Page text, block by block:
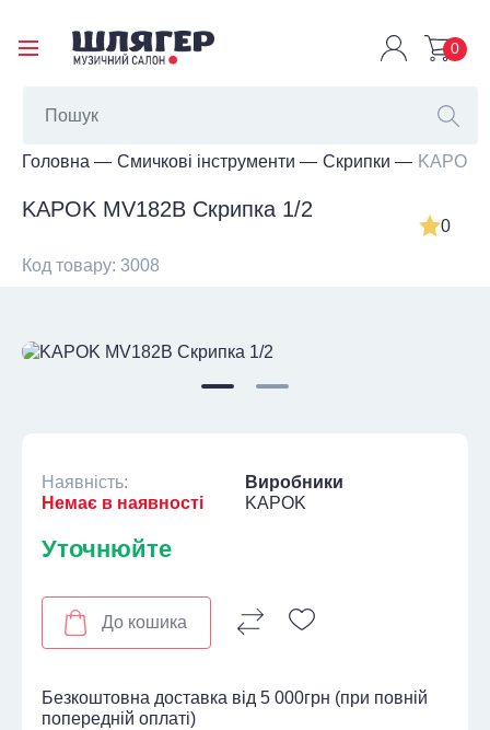
0
Головна Смичкові інструменти Скрипки KAPOK
KAPOK MV182B Скрипка 1/2
0
Код товару: 3008
Наявність:
Немає в наявності
Виробники
KAPOK
Уточнюйте
До кошика
Безкоштовна доставка від 5 000грн (при повній
попередній оплаті)